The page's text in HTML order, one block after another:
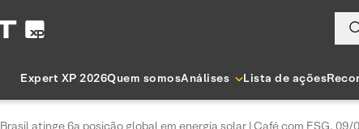
Expert XP 2026Quem somosAnálises Lista de ações
Brasil atinge 6a posição global em energia solar | Café com ESG, 09/